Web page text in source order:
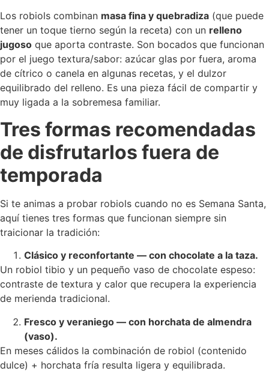
Los robiols combinan masa fina y quebradiza (que puede
tener un toque tierno según la receta) con un relleno
jugoso que aporta contraste. Son bocados que funcionan
por el juego textura/sabor: azúcar glas por fuera, aroma
de cítrico o canela en algunas recetas, y el dulzor
equilibrado del relleno. Es una pieza fácil de compartir y
muy ligada a la sobremesa familiar.
Tres formas recomendadas
de disfrutarlos fuera de
temporada
Si te animas a probar robiols cuando no es Semana Santa,
aquí tienes tres formas que funcionan siempre sin
traicionar la tradición:
Clásico y reconfortante — con chocolate a la taza.
Un robiol tibio y un pequeño vaso de chocolate espeso:
contraste de textura y calor que recupera la experiencia
de merienda tradicional.
Fresco y veraniego — con horchata de almendra
(vaso).
En meses cálidos la combinación de robiol (contenido
dulce) + horchata fría resulta ligera y equilibrada.